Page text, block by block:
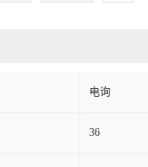
电询
36